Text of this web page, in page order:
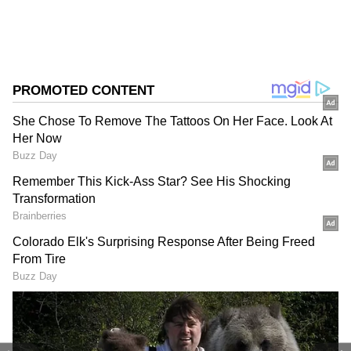
RECOMMENDED STORIES